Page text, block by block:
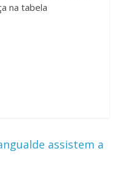
na tabela
assistem a